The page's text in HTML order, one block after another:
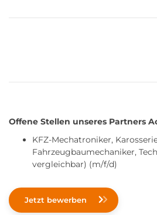
Offene Stellen unseres Partners
KFZ-Mechatroniker,
Fahrzeugbaumechaniker,
vergleichbar) (m/f/d)
Jetzt bewerben